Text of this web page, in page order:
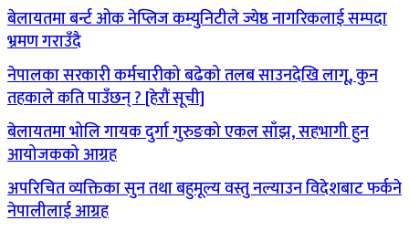
बेलायतमा बर्न्ट ओक नेप्लिज कम्युनिटीले ज्येष्ठ नागरिकलाई सम्पदा
भ्रमण गराउँदै
नेपालका सरकारी कर्मचारीको बढेको तलब साउनदेखि लागू, कुन
तहकाले कति पाउँछन् ? [हेरौं सूची]
बेलायतमा भोलि गायक दुर्गा गुरुङको एकल साँझ, सहभागी हुन
आयोजकको आग्रह
अपरिचित व्यक्तिका सुन तथा बहुमूल्य वस्तु नल्याउन विदेशबाट फर्कने
नेपालीलाई आग्रह